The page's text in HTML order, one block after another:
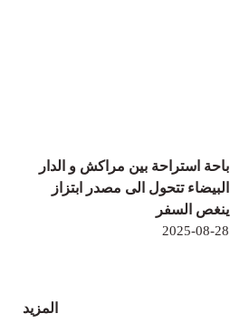
باحة استراحة بين مراكش و الدار
البيضاء تتحول الى مصدر ابتزاز
ينغص السفر
2025-08-28
المزيد